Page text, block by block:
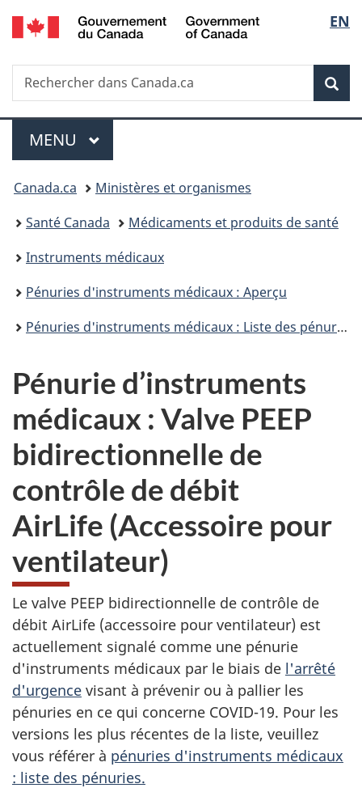
Passer
au
principal
Passer
à
Au
du
Passer
à
version
simplifiée
de
la
EN
Recherche
Rechercher
dans
Menu
MENU PRINCIPAL
Vous
êtes
ici :
Canada.ca
Ministères et organismes
Santé Canada
Médicaments et produits de santé
Instruments médicaux
Pénuries d'instruments médicaux : Aperçu
Pénuries d'instruments médicaux : Liste des pénuries et des interruptions de la vente
Pénurie d’instruments
médicaux : Valve PEEP
bidirectionnelle de
contrôle de débit
AirLife (Accessoire pour
ventilateur)
Le valve PEEP bidirectionnelle de contrôle de
débit AirLife (accessoire pour ventilateur) est
actuellement signalé comme une pénurie
d'instruments médicaux par le biais de l'arrêté
d'urgence visant à prévenir ou à pallier les
pénuries en ce qui concerne COVID-19. Pour les
versions les plus récentes de la liste, veuillez
vous référer à pénuries d'instruments médicaux
: liste des pénuries.